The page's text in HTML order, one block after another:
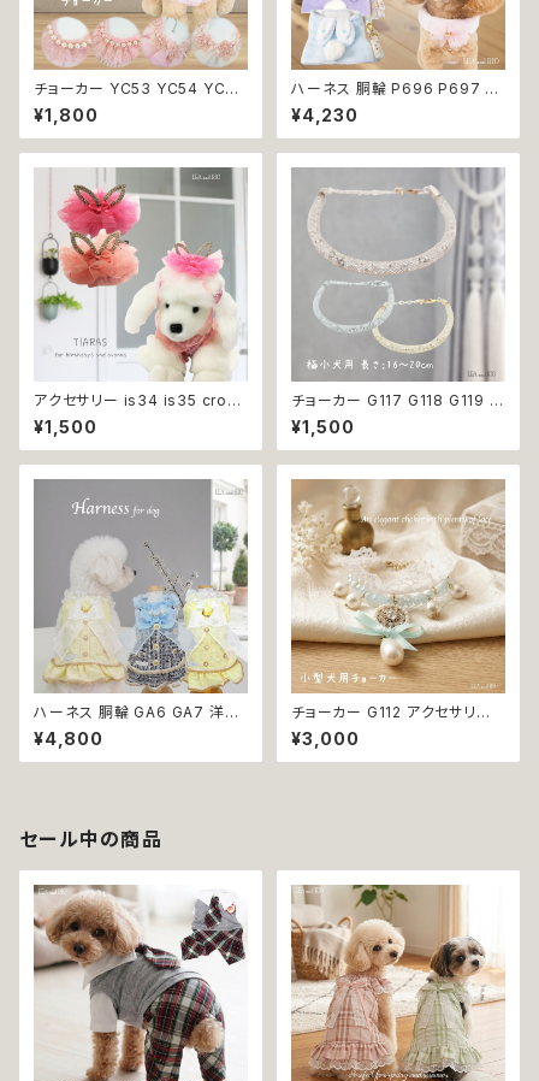
チョーカー YC53 YC54 YC55
YC56 アクセサリー ネック フォ
ーマル パーティー イベント お
めかし 女の子 犬 犬服 小型 猫
ア おしゃれ かわいい 返品交換
不可
¥1,800
ハーネス 胴輪 P696 P697 P
698 P699 洋服のようなハー
ネス うさぎ ラビット rabbit 暖
か 秋冬 お揃い 引っ張り防止 散
ペット 服 犬服 猫服 かわいい お
しゃれ 小型犬 返品交換不可
¥4,230
アクセサリー is34 is35 crow
n ライトピンク ピンク 犬 王冠
ティアラ イベント パーティー 誕
生日 犬 猫 ペット 返品交換不可
¥1,500
チョーカー G117 G118 G119 首
輪 アクセサリー クリア キラキラ
犬 猫 ペット 極小型犬用 おしゃ
れ かわいい シンプル ピンク ゴ
¥1,500
ハーネス 胴輪 GA6 GA7 洋服
のようなハーネス ワンピース風
引っ張り防止 散歩 お出掛け ド
ッグウエア 犬 猫 ペット 服 犬服
¥4,800
チョーカー G112 アクセサリー
レース パール 犬 猫 ペット 小型
犬用 おしゃれ キラキラ かわい
い リボン ブルー ホワイト 返品
¥3,000
セール中の商品